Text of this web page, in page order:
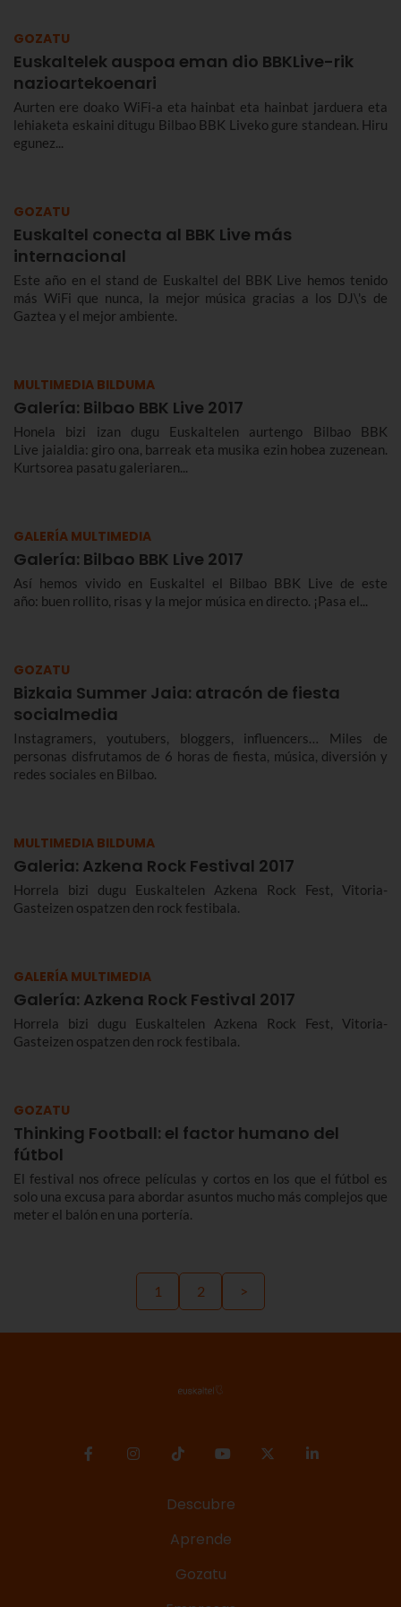
GOZATU
Euskaltelek auspoa eman dio BBKLive-rik
nazioartekoenari
Aurten ere doako WiFi-a eta hainbat eta hainbat jarduera eta
lehiaketa eskaini ditugu Bilbao BBK Liveko gure standean. Hiru
egunez...
GOZATU
Euskaltel conecta al BBK Live más
internacional
Este año en el stand de Euskaltel del BBK Live hemos tenido
más WiFi que nunca, la mejor música gracias a los DJ\'s de
Gaztea y el mejor ambiente.
MULTIMEDIA BILDUMA
Galería: Bilbao BBK Live 2017
Honela bizi izan dugu Euskaltelen aurtengo Bilbao BBK
Live jaialdia: giro ona, barreak eta musika ezin hobea zuzenean.
Kurtsorea pasatu galeriaren...
GALERÍA MULTIMEDIA
Galería: Bilbao BBK Live 2017
Así hemos vivido en Euskaltel el Bilbao BBK Live de este
año: buen rollito, risas y la mejor música en directo. ¡Pasa el...
GOZATU
Bizkaia Summer Jaia: atracón de fiesta
socialmedia
Instagramers, youtubers, bloggers, influencers… Miles de
personas disfrutamos de 6 horas de fiesta, música, diversión y
redes sociales en Bilbao.
MULTIMEDIA BILDUMA
Galeria: Azkena Rock Festival 2017
Horrela bizi dugu Euskaltelen Azkena Rock Fest, Vitoria-
Gasteizen ospatzen den rock festibala.
GALERÍA MULTIMEDIA
Galería: Azkena Rock Festival 2017
Horrela bizi dugu Euskaltelen Azkena Rock Fest, Vitoria-
Gasteizen ospatzen den rock festibala.
GOZATU
Thinking Football: el factor humano del
fútbol
El festival nos ofrece películas y cortos en los que el fútbol es
solo una excusa para abordar asuntos mucho más complejos que
meter el balón en una portería.
1 2 >
Descubre
Aprende
Gozatu